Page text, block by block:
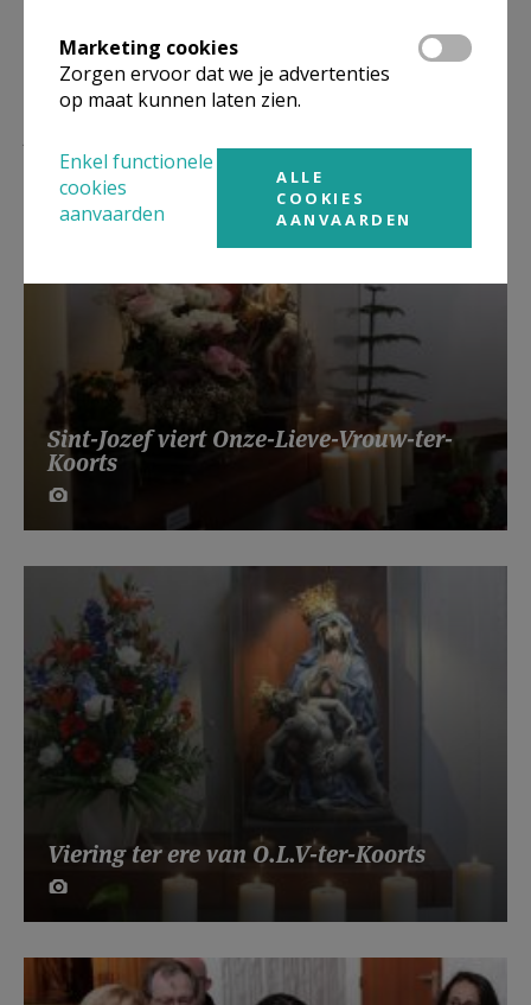
Sint-Jozef viert Onze-Lieve-Vrouw-ter-
Koorts
Viering ter ere van O.L.V-ter-Koorts
Marketing cookies
Zorgen ervoor dat we je advertenties
op maat kunnen laten zien.
Enkel functionele
cookies
aanvaarden
ALLE
COOKIES
AANVAARDEN